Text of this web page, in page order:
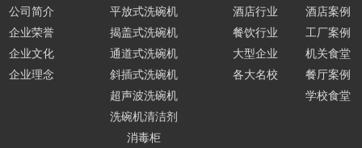
公司简介
企业荣誉
企业文化
企业理念
平放式洗碗机
揭盖式洗碗机
通道式洗碗机
斜插式洗碗机
超声波洗碗机
洗碗机清洁剂
消毒柜
酒店行业
餐饮行业
大型企业
各大名校
酒店案例
工厂案例
机关食堂
餐厅案例
学校食堂